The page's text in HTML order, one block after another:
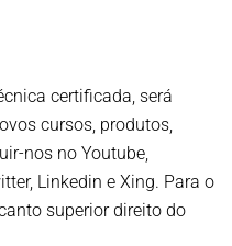
certificada, será
cursos, produtos,
nos no Youtube,
Linkedin e Xing. Para o
superior direito do